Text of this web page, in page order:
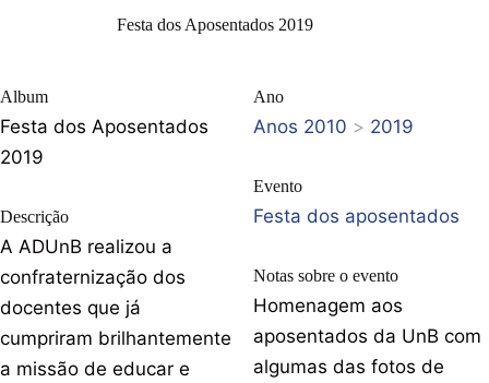
Festa dos Aposentados 2019
Album
Festa dos Aposentados
2019
Descrição
A ADUnB realizou a
confraternização dos
docentes que já
cumpriram brilhantemente
a missão de educar e
Ano
Anos 2010 > 2019
Evento
Festa dos aposentados
Notas sobre o evento
Homenagem aos
aposentados da UnB com
algumas das fotos de